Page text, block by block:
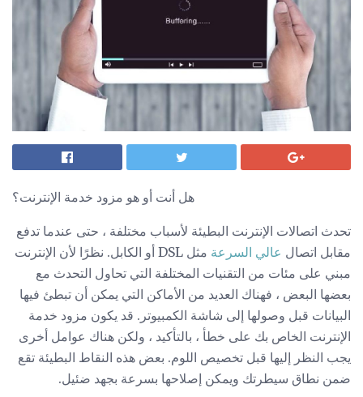
هل أنت أو هو مزود خدمة الإنترنت؟
تحدث اتصالات الإنترنت البطيئة لأسباب مختلفة ، حتى عندما تدفع
مقابل اتصال عالي السرعة
مثل DSL أو الكابل. نظرًا لأن الإنترنت
مبني على مئات من التقنيات المختلفة التي تحاول التحدث مع
بعضها البعض ، فهناك العديد من الأماكن التي يمكن أن تبطئ فيها
البيانات قبل وصولها إلى شاشة الكمبيوتر. قد يكون مزود خدمة
الإنترنت الخاص بك على خطأ ، بالتأكيد ، ولكن هناك عوامل أخرى
يجب النظر إليها قبل تخصيص اللوم. بعض هذه النقاط البطيئة تقع
ضمن نطاق سيطرتك ويمكن إصلاحها بسرعة بجهد ضئيل.